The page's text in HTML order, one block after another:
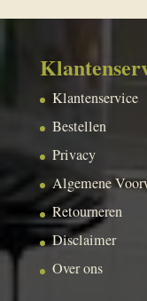
Klantenservice
Bestellen
Privacy
Algemene
Retourneren
Disclaimer
Over ons